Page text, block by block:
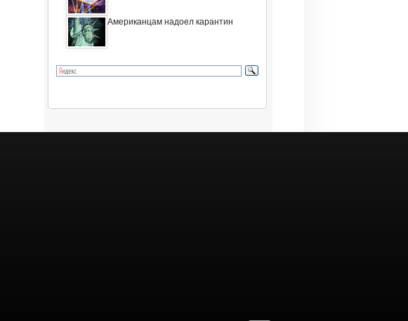
Американцам надоел карантин